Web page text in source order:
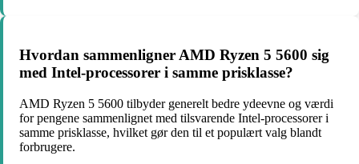
Hvordan sammenligner AMD Ryzen 5 5600 sig
med Intel-processorer i samme prisklasse?
AMD Ryzen 5 5600 tilbyder generelt bedre ydeevne og værdi
for pengene sammenlignet med tilsvarende Intel-processorer i
samme prisklasse, hvilket gør den til et populært valg blandt
forbrugere.